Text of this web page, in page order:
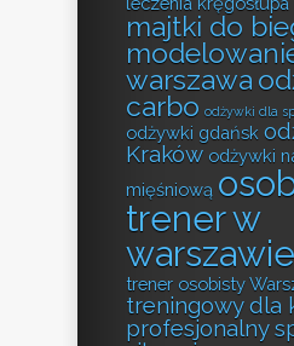
majtki do
warszawa
carbo odżywki dla
odżywki gdańsk
Kraków odżywki
mięśniową
trener w
warszawie
trener osobisty
treningowy dla
profesjonalny